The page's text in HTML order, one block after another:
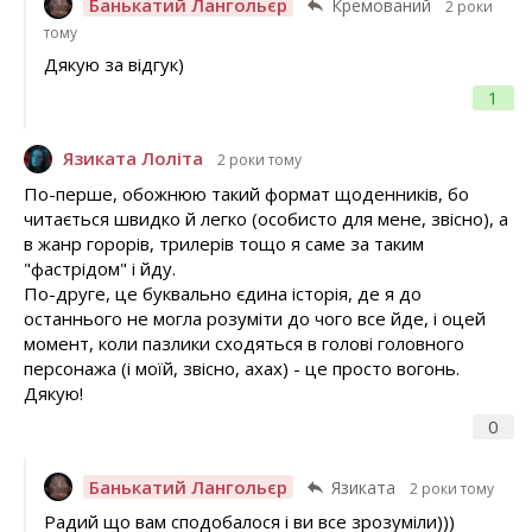
Кремований
2 роки
тому
1
Дякую за відгук)
Язиката Лоліта 2 роки тому
0
По-перше, обожнюю такий формат щоденників, бо
читається швидко й легко (особисто для мене, звісно), а
в жанр горорів, трилерів тощо я саме за таким
"фастрідом" і йду.
По-друге, це буквально єдина історія, де я до
останнього не могла розуміти до чого все йде, і оцей
момент, коли пазлики сходяться в голові головного
персонажа (і моїй, звісно, ахах) - це просто вогонь.
Дякую!
Банькатий Лангольєр Язиката 2 роки тому
Радий що вам сподобалося і ви все зрозуміли)))